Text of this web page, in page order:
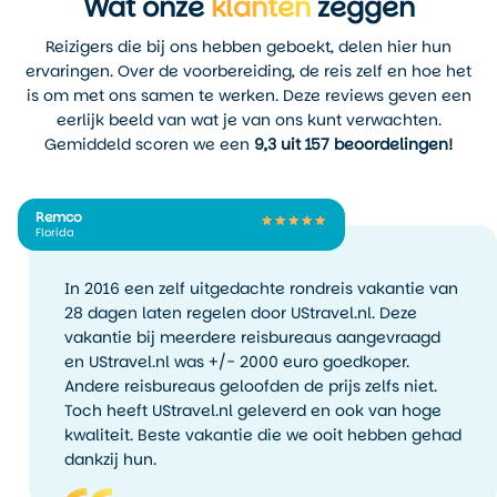
een pompstation. Geen flashy attracties, maar wel een
lokale honkbalwedstrijd in een stadion vol enthousiaste
fans. Het is het Amerika van gezellige diners, eerlijke
producten, en uitgestrekte natuur waar je urenlang
niemand tegenkomt.
Reis je met UStravel.nl naar Wisconsin, dan zorgen we dat
dorpen en ongerepte natuur. Van een avondwandeling
langs Lake Mendota tot een fietstocht door Door County in
de herfst, wij helpen je het echte Wisconsin te ontdekken.
warme kleding is geen
overbodige luxe. Toch zijn de
winters hier minder guur dan
je zou verwachten, juist
doordat het een droge kou is,
en daar kun je je goed op
Voor een stedentrip naar
Milwaukee of Madison is juni
tot september ideaal. De
festivals, food events en
muziekoptredens. In
Milwaukee vind je in die
periode bijna elk weekend
wel een cultureel
evenement, vaak buiten aan
het water. Ook de farmer’s
markets in Madison zijn dan
op hun levendigst, met veel
Wat onzeklantenzeggen
Reizigers die bij ons hebben geboekt, delen hier hun
ervaringen. Over de voorbereiding, de reis zelf en hoe het
is om met ons samen te werken. Deze reviews geven een
eerlijk beeld van wat je van ons kunt verwachten.
Gemiddeld scoren we een 9,3 uit 157 beoordelingen!
Remco
Florida
In 2016 een zelf uitgedachte rondreis vakantie van
28 dagen laten regelen door UStravel.nl. Deze
vakantie bij meerdere reisbureaus aangevraagd
en UStravel.nl was +/- 2000 euro goedkoper.
Andere reisbureaus geloofden de prijs zelfs niet.
Toch heeft UStravel.nl geleverd en ook van hoge
kwaliteit. Beste vakantie die we ooit hebben gehad
dankzij hun.